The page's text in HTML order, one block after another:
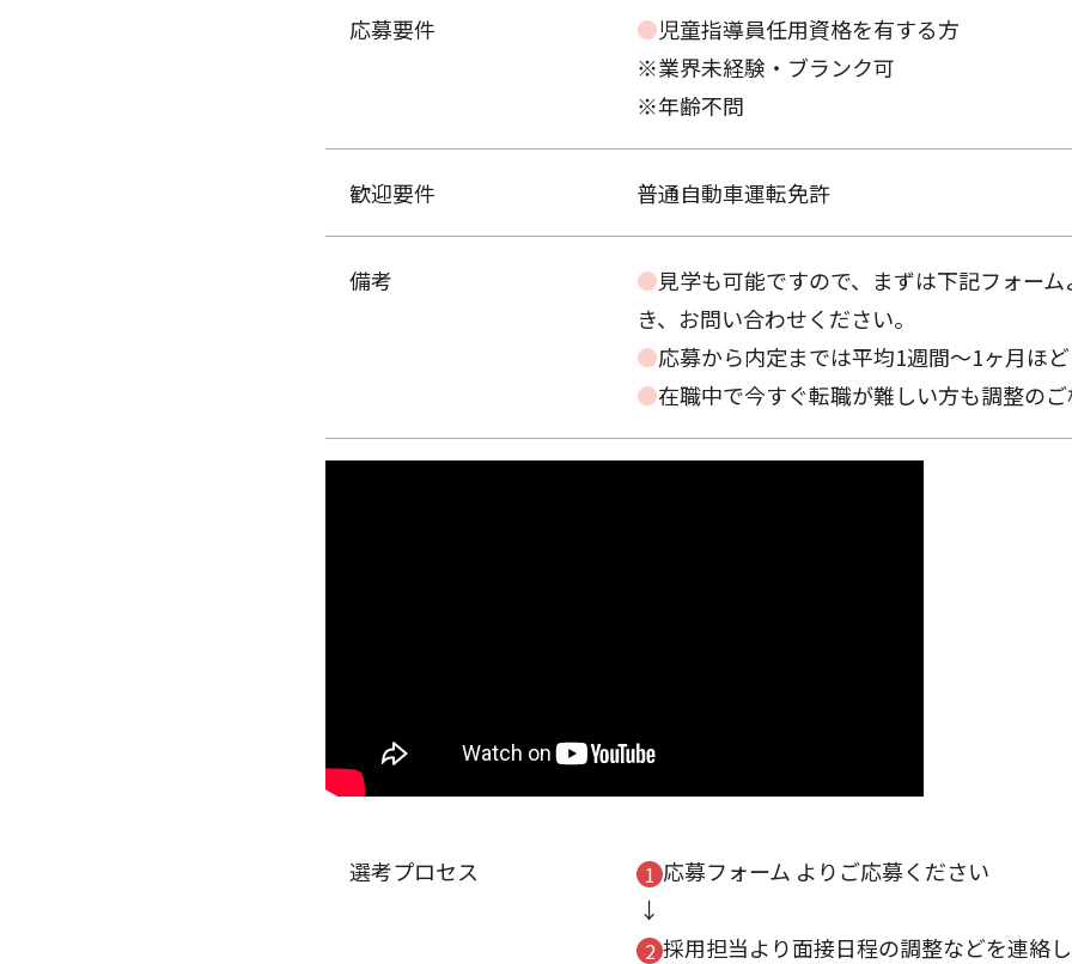
応募要件 ●児童指導員任用資格を有する方
※業界未経験・ブランク可
※年齢不問
歓迎要件 普通自動車運転免許
備考 ●見学も可能ですので、まずは下記フォー
き、お問い合わせください。
●応募から内定までは平均1週間～1ヶ月ほ
●在職中で今すぐ転職が難しい方も調整の
選考プロセス 応募フォーム よりご応募ください
採用担当より面接日程の調整などを連絡